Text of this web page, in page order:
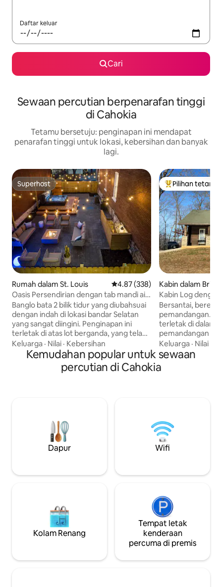
Daftar keluar
Cari
Sewaan percutian berpenarafan tinggi
di Cahokia
Tetamu bersetuju: penginapan ini mendapat
penarafan tinggi untuk lokasi, kebersihan dan banyak
lagi.
Superhost
Superhost
Rumah dalam St. Louis Penarafan purata 4.87 daripada
4.87 (338)
Oasis Persendirian dengan tab mandi air
panas
Banglo bata 2 bilik tidur yang diubahsuai
dengan indah di lokasi bandar Selatan
yang sangat diingini. Penginapan ini
terletak di atas lot berganda, yang telah
menjadi persendirian sepenuhnya,
menampilkan pancuran mandi luaran
dengan tab mandi panas dan sejuk
bersaiz besar, konkrit bersetem, lubang
terdedah, dapur yang dikemas kini
dengan pulau tengah. Dua bilik tidur
besar dengan katil saiz king, semua
perabot baru di seluruh bilik.
Keluarga · Nilai · Kebersihan
Pilihan utama
Pilihan tetamu
Kabin dalam
Kabin Log
Menakjubkan
Bersantai,
pemandangan. Kabin kayu yang selesa
terletak di dalam
pemandangan
memancing
Bilik tidur utama
menampilkan
bilik mandi
tamu dengan
Pemanggang
kawasan
Keluarga · Nilai
Kemudahan popular untuk sewaan
percutian di Cahokia
Dapur Wifi
Kolam Renang
Tempat letak
kenderaan
percuma di premis